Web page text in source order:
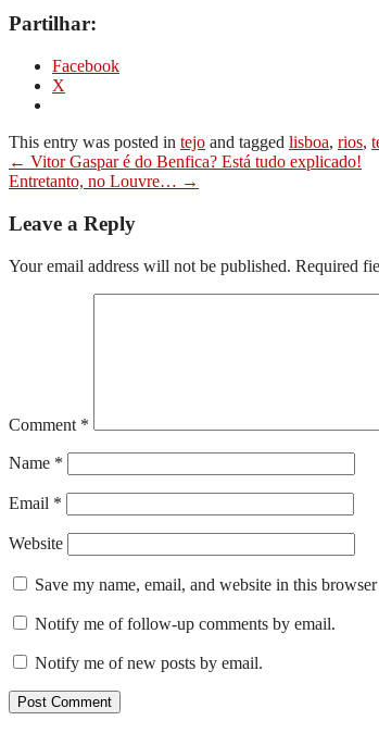
Partilhar:
Facebook
X
This entry was posted in tejo and tagged lisboa, rios,
Post
navigation
← Vitor Gaspar é do Benfica? Está tudo explicado!
Entretanto, no Louvre… →
Leave a Reply
Your email address will not be published. Required
Comment *
Name *
Email *
Website
Save my name, email, and website in this
Notify me of follow-up comments by email.
Notify me of new posts by email.